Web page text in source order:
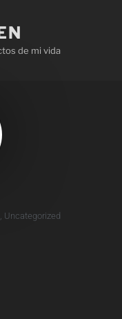
de mi vida
Uncategorized